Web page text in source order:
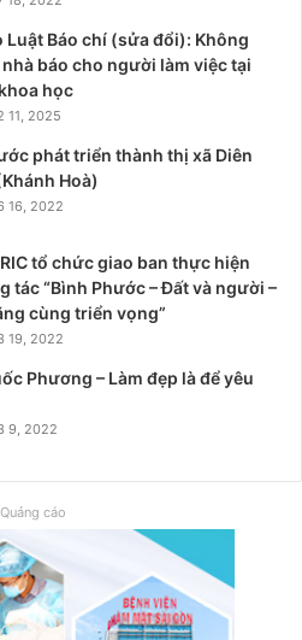
Luật Báo chí (sửa đổi): Không
báo cho người làm việc tại
học
11, 2025
phát triển thành thị xã Diên
Hoà)
16, 2022
tổ chức giao ban thực hiện
tác “Bình Phước – Đất và người –
cùng triển vọng”
19, 2022
Phương – Làm đẹp là để yêu
9, 2022
Quảng cáo